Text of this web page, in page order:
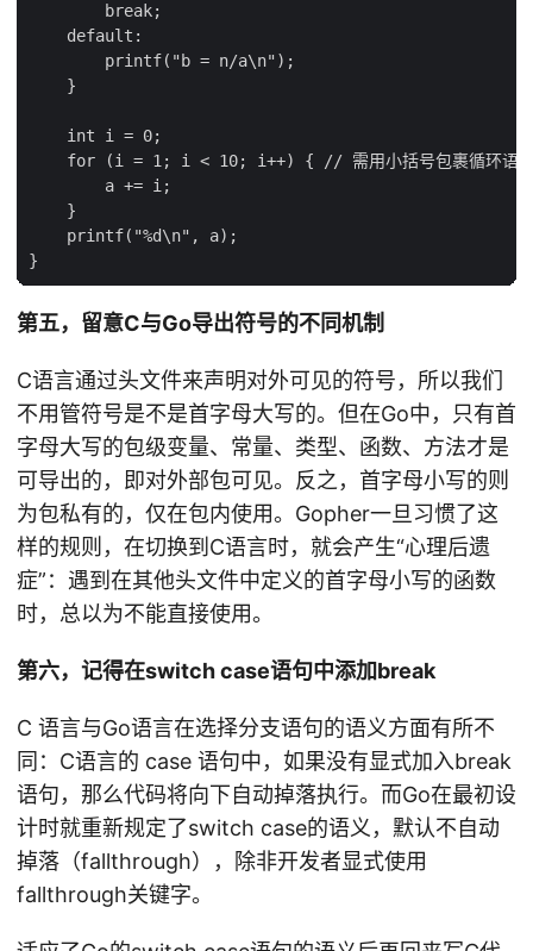
        break;
    default:
        printf("b = n/a\n");
    }
    int i = 0;
for (i = 1; i < 10; i++) { // 需用小括号包裹循环语
        a += i;
    }
    printf("%d\n", a);
第五，留意C与Go导出符号的不同机制
C语言通过头文件来声明对外可见的符号，所以我们
不用管符号是不是首字母大写的。但在Go中，只有首
字母大写的包级变量、常量、类型、函数、方法才是
可导出的，即对外部包可见。反之，首字母小写的则
为包私有的，仅在包内使用。Gopher一旦习惯了这
样的规则，在切换到C语言时，就会产生“心理后遗
症”：遇到在其他头文件中定义的首字母小写的函数
时，总以为不能直接使用。
第六，记得在switch case语句中添加break
C 语言与Go语言在选择分支语句的语义方面有所不
同：C语言的 case 语句中，如果没有显式加入break
语句，那么代码将向下自动掉落执行。而Go在最初设
计时就重新规定了switch case的语义，默认不自动
掉落（fallthrough），除非开发者显式使用
fallthrough关键字。